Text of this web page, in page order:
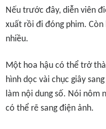
Nếu trước đây, diễn viên
xuất rồi đi đóng phim.
nhiều.
Một hoa hậu có thể trở
hình dọc vài chục giây
làm nội dung số. Nói nôm
có thể rẽ sang điện ảnh.